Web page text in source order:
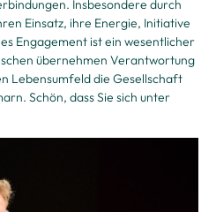
Insbesondere durch
Einsatz, ihre Energie, Initiative
Engagement ist ein wesentlicher
übernehmen Verantwortung
Lebensumfeld die Gesellschaft
Schön, dass Sie sich unter